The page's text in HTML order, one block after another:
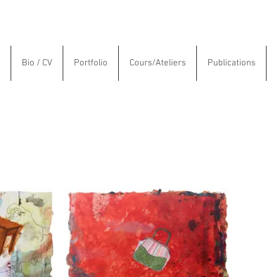
Bio / CV Portfolio Cours/Ateliers Publications